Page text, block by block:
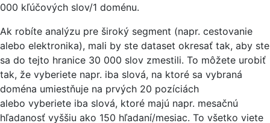
000 kľúčových slov/1 doménu.
Ak robíte analýzu pre široký segment (napr. cestovanie
alebo elektronika), mali by ste dataset okresať tak, aby ste
sa do tejto hranice 30 000 slov zmestili. To môžete urobiť
tak, že vyberiete napr. iba slová, na ktoré sa vybraná
doména umiestňuje na prvých 20 pozíciách
alebo vyberiete iba slová, ktoré majú napr. mesačnú
hľadanosť vyššiu ako 150 hľadaní/mesiac. To všetko viete